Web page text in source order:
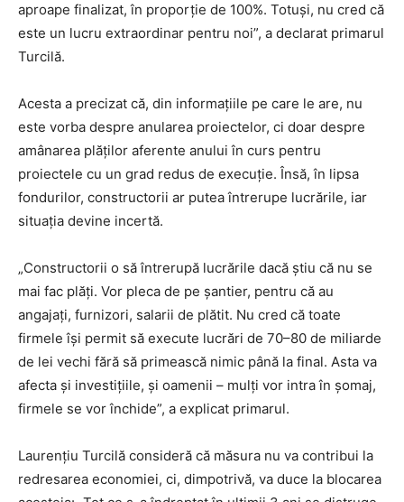
aproape finalizat, în proporție de 100%. Totuși, nu cred că
este un lucru extraordinar pentru noi”, a declarat primarul
Turcilă.
Acesta a precizat că, din informațiile pe care le are, nu
este vorba despre anularea proiectelor, ci doar despre
amânarea plăților aferente anului în curs pentru
proiectele cu un grad redus de execuție. Însă, în lipsa
fondurilor, constructorii ar putea întrerupe lucrările, iar
situația devine incertă.
„Constructorii o să întrerupă lucrările dacă știu că nu se
mai fac plăți. Vor pleca de pe șantier, pentru că au
angajați, furnizori, salarii de plătit. Nu cred că toate
firmele își permit să execute lucrări de 70–80 de miliarde
de lei vechi fără să primească nimic până la final. Asta va
afecta și investițiile, și oamenii – mulți vor intra în șomaj,
firmele se vor închide”, a explicat primarul.
Laurențiu Turcilă consideră că măsura nu va contribui la
redresarea economiei, ci, dimpotrivă, va duce la blocarea